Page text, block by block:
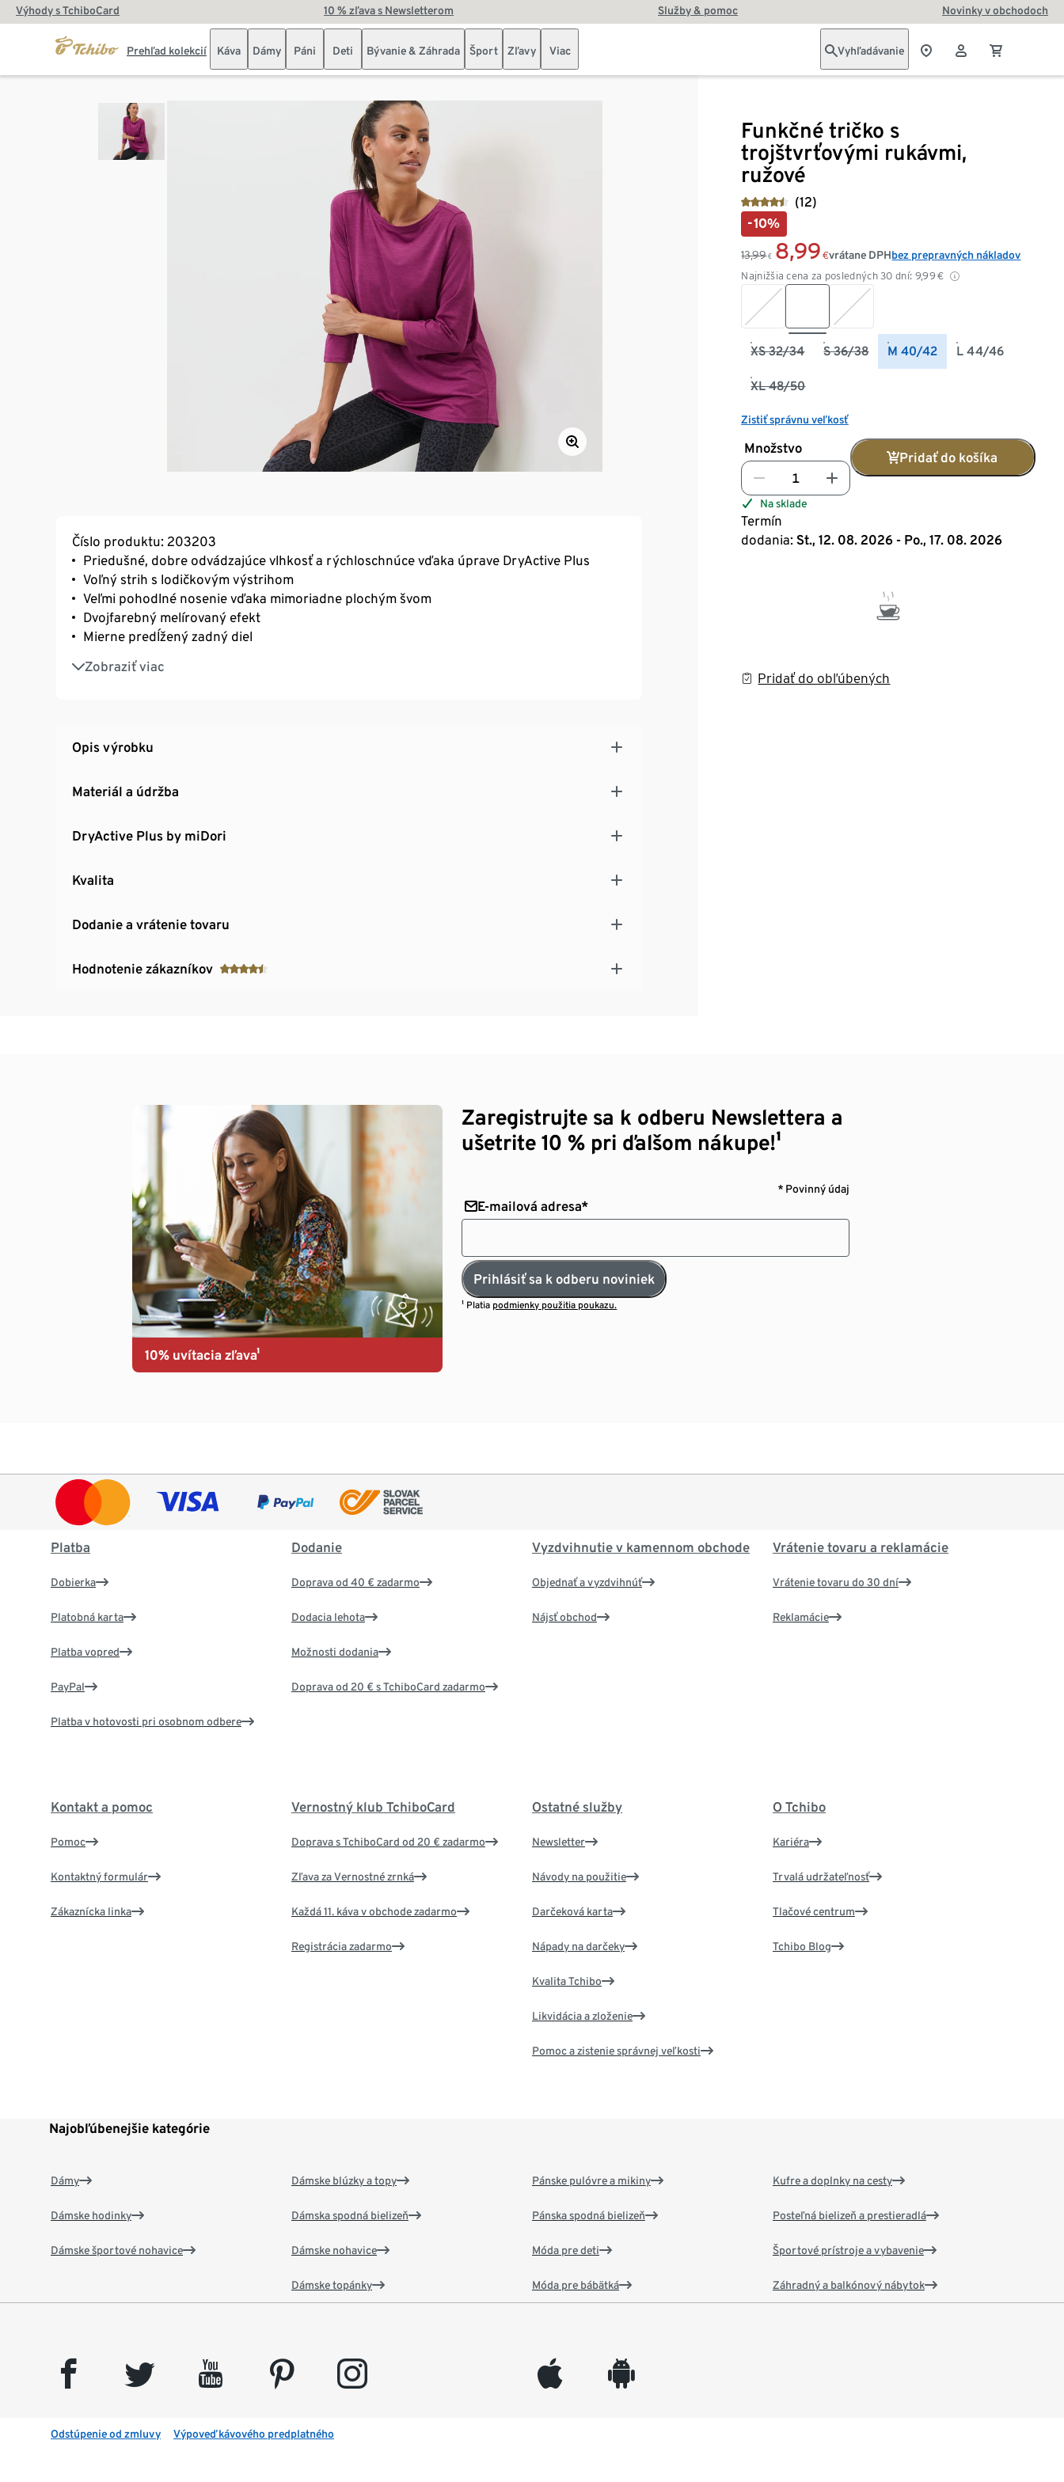
Výhody s TchiboCard 10 % zľava s Newsletterom Služby & pomoc Novinky v obchodoch
Prehľad kolekcií Káva Dámy Páni Deti Bývanie & Záhrada Šport Zľavy Viac Vyhľadávanie
Funkčné tričko s
trojštvrťovými rukávmi,
ružové
(12)
-10%
13,99 € 8,99 €
Najnižšia cena za posledných 30 dní: 9,99€
vrátane DPHbez prepravných nákladov
XS 32/34 S 36/38 M 40/42 L 44/46
XL 48/50
Zistiť správnu veľkosť
Množstvo
Pridať do košíka
Na sklade
Termín
dodania: St., 12. 08. 2026 - Po., 17. 08. 2026
Pridať do obľúbených
Číslo produktu: 203203
Priedušné, dobre odvádzajúce vlhkosť a rýchloschnúce vďaka úprave DryActive Plus
Voľný strih s lodičkovým výstrihom
Veľmi pohodlné nosenie vďaka mimoriadne plochým švom
Dvojfarebný melírovaný efekt
Mierne predĺžený zadný diel
Zobraziť viac
So značkovým elastanom: tvarovo stále, perfektne sedí a zároveň umožňuje úplnú voľnosť
pri pohybe
Opis výrobku
Materiál a údržba
DryActive Plus by miDori
Kvalita
Dodanie a vrátenie tovaru
Hodnotenie zákazníkov
10% uvítacia zľava¹
Zaregistrujte sa k odberu Newslettera a
ušetrite 10 % pri ďalšom nákupe!¹
* Povinný údaj
E-mailová adresa*
Prihlásiť sa k odberu noviniek
¹ Platia podmienky použitia poukazu.
Platba
Dobierka
Platobná karta
Platba vopred
PayPal
Platba v hotovosti pri osobnom odbere
Dodanie
Doprava od 40 € zadarmo
Dodacia lehota
Možnosti dodania
Doprava od 20 € s TchiboCard zadarmo
Vyzdvihnutie v kamennom obchode
Objednať a vyzdvihnúť
Nájsť obchod
Vrátenie tovaru a reklamácie
Vrátenie tovaru do 30 dní
Reklamácie
Kontakt a pomoc
Pomoc
Kontaktný formulár
Zákaznícka linka
Vernostný klub TchiboCard
Doprava s TchiboCard od 20 € zadarmo
Zľava za Vernostné zrnká
Každá 11. káva v obchode zadarmo
Registrácia zadarmo
Ostatné služby
Newsletter
Návody na použitie
Darčeková karta
Nápady na darčeky
Kvalita Tchibo
Likvidácia a zloženie
Pomoc a zistenie správnej veľkosti
O Tchibo
Kariéra
Trvalá udržateľnosť
Tlačové centrum
Tchibo Blog
Najobľúbenejšie kategórie
Dámy
Dámske hodinky
Dámske športové nohavice
Dámske blúzky a topy
Dámska spodná bielizeň
Dámske nohavice
Dámske topánky
Pánske pulóvre a mikiny
Pánska spodná bielizeň
Móda pre deti
Móda pre bábätká
Kufre a doplnky na cesty
Posteľná bielizeň a prestieradlá
Športové prístroje a vybavenie
Záhradný a balkónový nábytok
facebook twitter youtube pinterest instagram appleinc android
Odstúpenie od zmluvy Výpoveď kávového predplatného